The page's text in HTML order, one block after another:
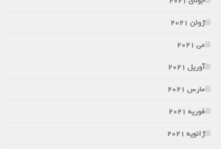
ژوئن 2021
می 2021
آوریل 2021
مارس 2021
فوریه 2021
ژانویه 2021